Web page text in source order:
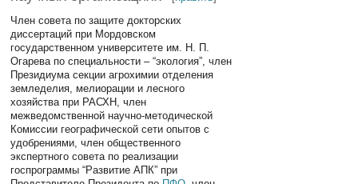
Член совета по защите докторских
диссертаций при Мордовском
государственном университете им. Н. П.
Огарева по специальности – “экология”, член
Президиума секции агрохимии отделения
земледелия, мелиорации и лесного
хозяйства при РАСХН, член
межведомственной научно-методической
Комиссии географической сети опытов с
удобрениями, член общественного
экспертного совета по реализации
госпрограммы “Развитие АПК” при